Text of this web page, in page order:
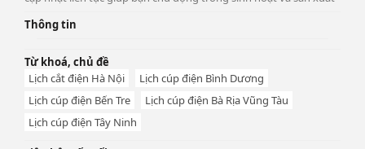
Thông tin
Từ khoá, chủ đề
Lịch cắt điện Hà Nội
Lịch cúp điện Bình Dương
Lịch cúp điện Bến Tre
Lịch cúp điện Bà Rịa Vũng Tàu
Lịch cúp điện Tây Ninh